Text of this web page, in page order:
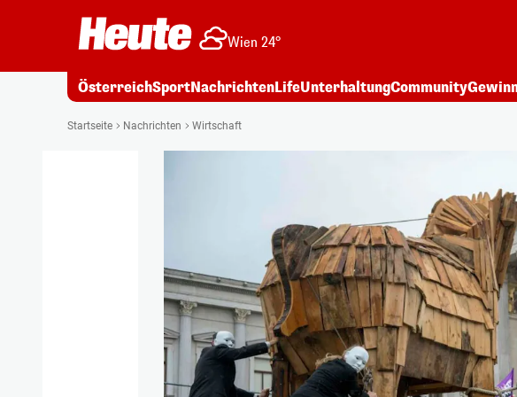
Wien 24°
ÖsterreichSportNachrichtenLifeUnterhaltungCommunity
Startseite Nachrichten Wirtschaft